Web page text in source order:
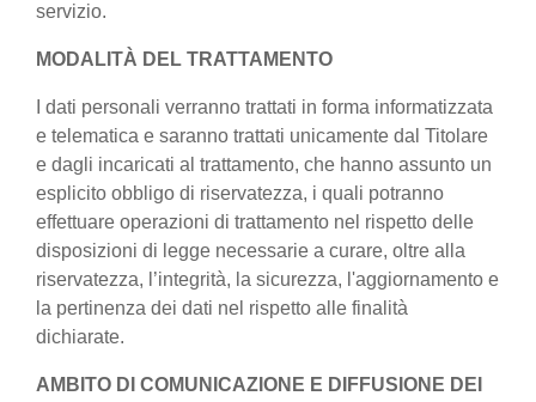
servizio.
MODALITÀ DEL TRATTAMENTO
I dati personali verranno trattati in forma informatizzata
e telematica e saranno trattati unicamente dal Titolare
e dagli incaricati al trattamento, che hanno assunto un
esplicito obbligo di riservatezza, i quali potranno
effettuare operazioni di trattamento nel rispetto delle
disposizioni di legge necessarie a curare, oltre alla
riservatezza, l’integrità, la sicurezza, l'aggiornamento e
la pertinenza dei dati nel rispetto alle finalità
dichiarate.
AMBITO DI COMUNICAZIONE E DIFFUSIONE DEI